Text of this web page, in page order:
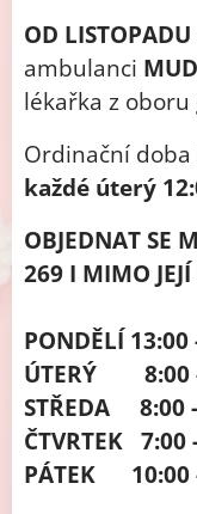
OD
ambulanci
lékařka z
Ordinační doba
každé úterý
OBJEDNAT SE
269 I MIMO
PONDĚLÍ 13:00
ÚTERÝ 8:00
STŘEDA 8:00
ČTVRTEK 7:00
PÁTEK 10:00